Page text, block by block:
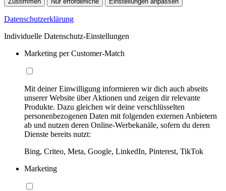
Datenschutzerklärung
Individuelle Datenschutz-Einstellungen
Marketing per Customer-Match
Mit deiner Einwilligung informieren wir dich auch abseits
unserer Website über Aktionen und zeigen dir relevante
Produkte. Dazu gleichen wir deine verschlüsselten
personenbezogenen Daten mit folgenden externen Anbietern
ab und nutzen deren Online-Werbekanäle, sofern du deren
Dienste bereits nutzt:
Bing, Criteo, Meta, Google, LinkedIn, Pinterest, TikTok
Marketing